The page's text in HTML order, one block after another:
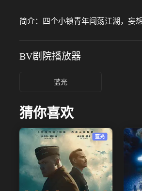
简介： 四个小镇青年闯荡江湖，妄
BV剧院播放器
蓝光
猜你喜欢
蓝光